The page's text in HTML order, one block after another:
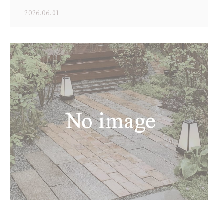
2026.06.01